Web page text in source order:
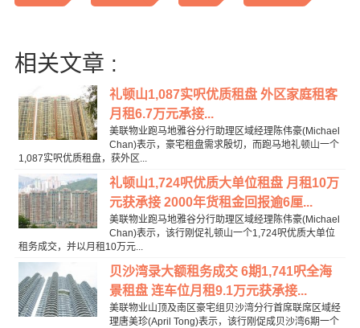
相关文章 :
礼顿山1,087实呎优质租盘 外区家庭租客
月租6.7万元承接...
美联物业跑马地雅谷分行助理区域经理陈伟豪(Michael
Chan)表示，豪宅租盘需求殷切，而跑马地礼顿山一个
1,087实呎优质租盘，获外区...
礼顿山1,724呎优质大单位租盘 月租10万
元获承接 2000年货租金回报逾6厘...
美联物业跑马地雅谷分行助理区域经理陈伟豪(Michael
Chan)表示，该行刚促礼顿山一个1,724呎优质大单位
租务成交，并以月租10万元...
贝沙湾录大额租务成交 6期1,741呎全海
景租盘 连车位月租9.1万元获承接...
美联物业山顶及南区豪宅组贝沙湾分行首席联席区域经
理唐美珍(April Tong)表示，该行刚促成贝沙湾6期一个